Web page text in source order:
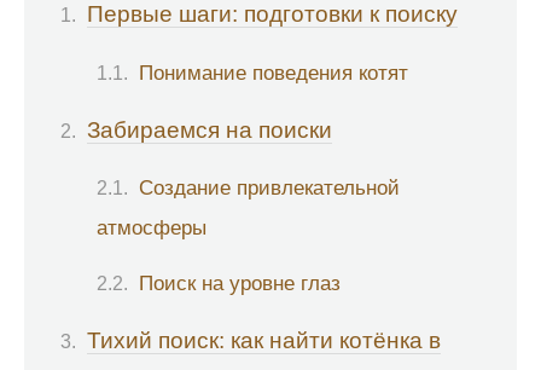
Первые шаги: подготовки к поиску
Понимание поведения котят
Забираемся на поиски
Создание привлекательной
атмосферы
Поиск на уровне глаз
Тихий поиск: как найти котёнка в